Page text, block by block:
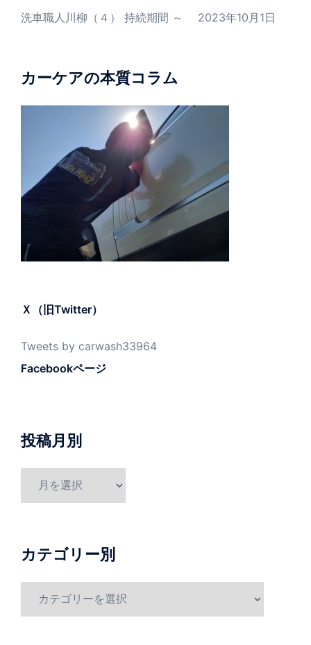
洗車職人川柳（４） 持続期間 ～ 2023年10月1日
カーケアの本質コラム
Ｘ（旧Twitter）
Tweets by carwash33964
Facebookページ
投稿月別
カテゴリー別